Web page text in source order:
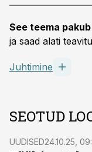
See teema
ja saad alati
Juhtimine
SEOTUD
UUDISED24.10.25,